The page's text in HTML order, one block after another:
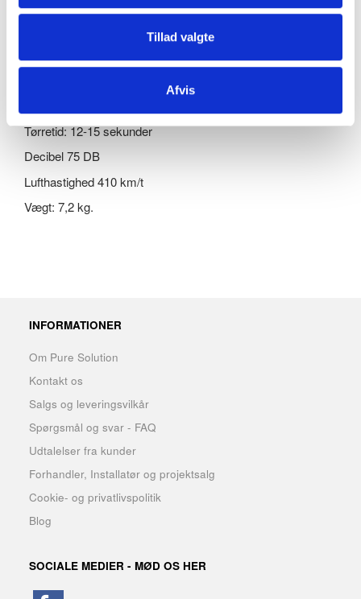
Tillad valgte
Afvis
Dimensioner og data:
296x177x565 mm mm (BxDxH)
Totaleffekt 1700 watt. (Kan reduceres til 1250 watt ved at
Tørretid: 12-15 sekunder
Decibel 75 DB
Lufthastighed 410 km/t
Vægt: 7,2 kg.
INFORMATIONER
Om Pure Solution
Kontakt os
Salgs og leveringsvilkår
Spørgsmål og svar - FAQ
Udtalelser fra kunder
Forhandler, Installatør og projektsalg
Cookie- og privatlivspolitik
Blog
SOCIALE MEDIER - MØD OS HER